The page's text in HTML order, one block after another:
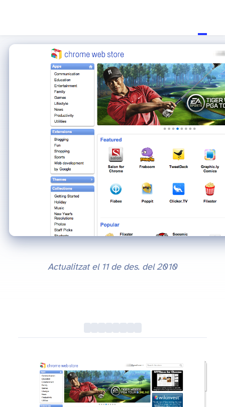
Actualitzat el 11 de des. del 2010